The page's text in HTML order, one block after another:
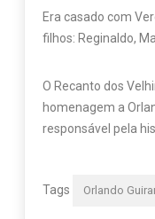
Era casado com
filhos: Reginaldo,
O Recanto dos
homenagem a
responsável pela
Tags Orlando